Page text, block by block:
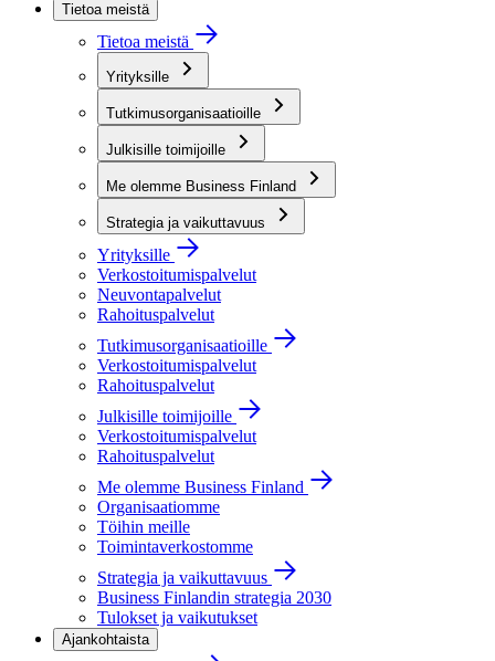
Tietoa meistä
Tietoa meistä
Yrityksille
Tutkimusorganisaatioille
Julkisille toimijoille
Me olemme Business Finland
Strategia ja vaikuttavuus
Yrityksille
Verkostoitumispalvelut
Neuvontapalvelut
Rahoituspalvelut
Tutkimusorganisaatioille
Verkostoitumispalvelut
Rahoituspalvelut
Julkisille toimijoille
Verkostoitumispalvelut
Rahoituspalvelut
Me olemme Business Finland
Organisaatiomme
Töihin meille
Toimintaverkostomme
Strategia ja vaikuttavuus
Business Finlandin strategia 2030
Tulokset ja vaikutukset
Ajankohtaista